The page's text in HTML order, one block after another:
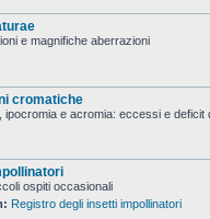
e magnifiche aberrazioni
cromatiche
ipocromia e acromia: eccessi e deficit
ospiti occasionali
Registro degli insetti impollinatori